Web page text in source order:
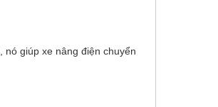
giúp xe nâng điện chuyển